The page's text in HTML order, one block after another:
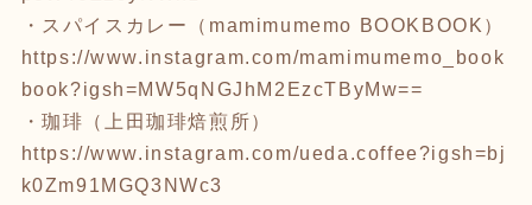
・スパイスカレー（mamimumemo BOOKBOOK）
https://www.instagram.com/mamimumemo_book
book?igsh=MW5qNGJhM2EzcTByMw==
・珈琲（上田珈琲焙煎所）
https://www.instagram.com/ueda.coffee?igsh=bj
k0Zm91MGQ3NWc3